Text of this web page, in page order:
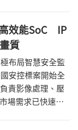
，加速實現智慧
效能SoC IP
質
布局智慧安全監
安控標案開始全
責影像處理、壓
場需求已快速攀